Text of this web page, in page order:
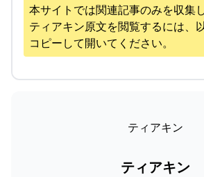
本サイトでは関連記事のみを収集
ティアキン原文を閲覧するには、
コピーして開いてください。
ティアキン
ティアキン